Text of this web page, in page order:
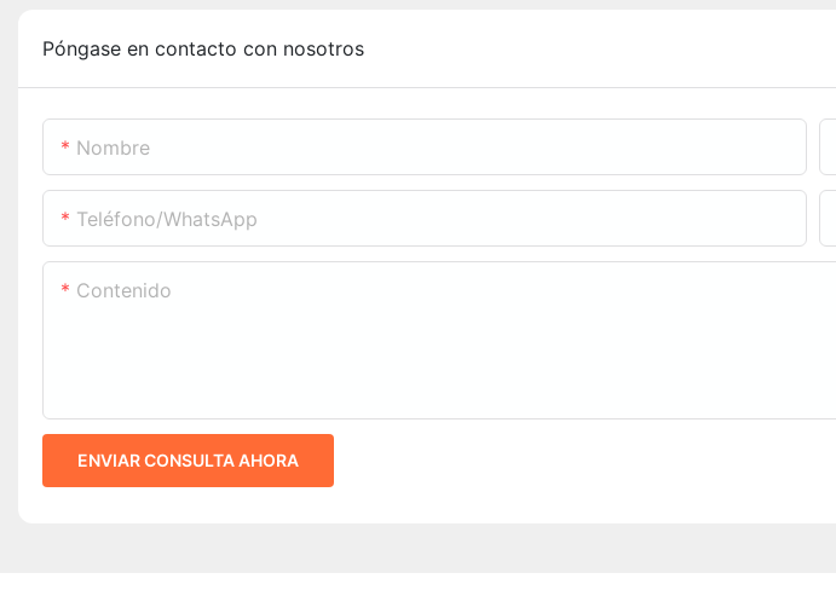
Póngase en contacto con nosotros
Nombre
Teléfono/WhatsApp
Contenido
ENVIAR CONSULTA AHORA